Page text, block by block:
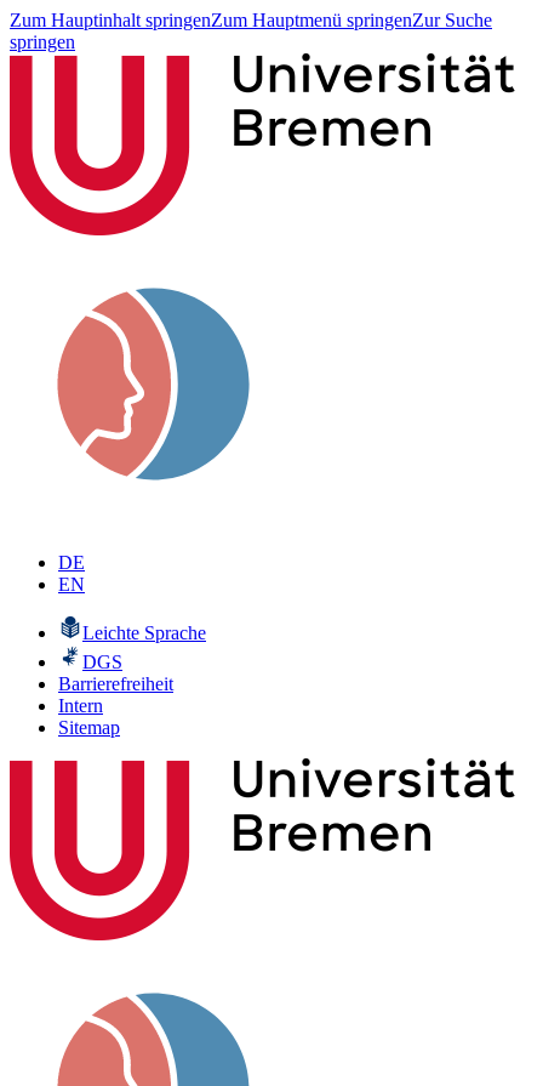
Zum Hauptinhalt springenZum Hauptmenü springenZur Suche
springen
DE
EN
Leichte Sprache
DGS
Barrierefreiheit
Intern
Sitemap